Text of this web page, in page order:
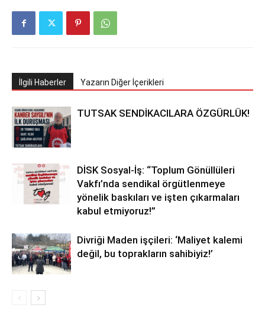
İlgili Haberler Yazarın Diğer İçerikleri
TUTSAK SENDİKACILARA ÖZGÜRLÜK!
DİSK Sosyal-İş: “Toplum Gönüllüleri
Vakfı’nda sendikal örgütlenmeye
yönelik baskıları ve işten çıkarmaları
kabul etmiyoruz!”
Divriği Maden işçileri: ‘Maliyet kalemi
değil, bu toprakların sahibiyiz!’